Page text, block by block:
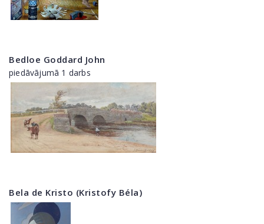
Bedloe Goddard John
piedāvājumā 1 darbs
Bela de Kristo (Kristofy Béla)